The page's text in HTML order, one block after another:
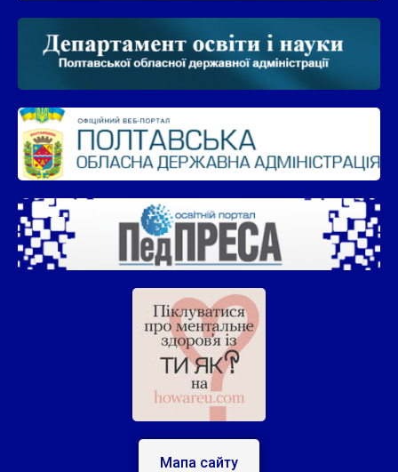
Мапа сайту